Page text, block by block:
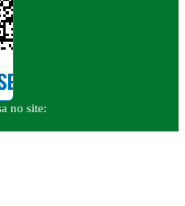
no site: